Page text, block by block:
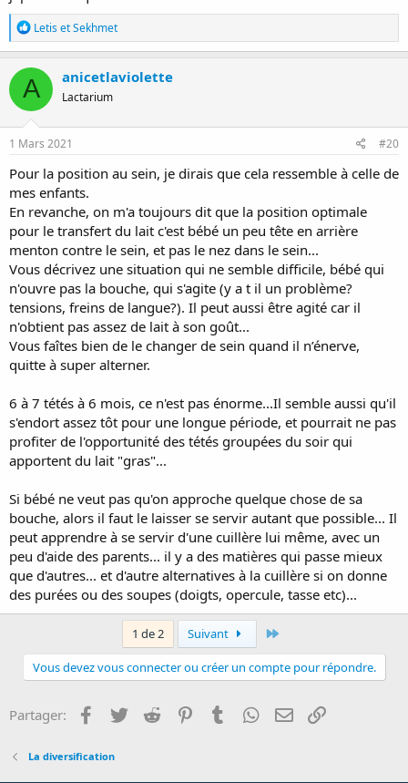
R
é
a
c
t
o
n
s
LetisetSekhmet
A anicetlaviolette
Lactarium
1 Mars 2021 #20
Pour la position au sein, je dirais que cela ressemble à celle de
mes enfants.
En revanche, on m'a toujours dit que la position optimale
pour le transfert du lait c'est bébé un peu tête en arrière
menton contre le sein, et pas le nez dans le sein...
Vous décrivez une situation qui ne semble difficile, bébé qui
n'ouvre pas la bouche, qui s'agite (y a t il un problème?
tensions, freins de langue?). Il peut aussi être agité car il
n'obtient pas assez de lait à son goût...
Vous faîtes bien de le changer de sein quand il n’énerve,
quitte à super alterner.
6 à 7 tétés à 6 mois, ce n'est pas énorme...Il semble aussi qu'il
s'endort assez tôt pour une longue période, et pourrait ne pas
profiter de l'opportunité des tétés groupées du soir qui
apportent du lait "gras"...
Si bébé ne veut pas qu'on approche quelque chose de sa
bouche, alors il faut le laisser se servir autant que possible... Il
peut apprendre à se servir d'une cuillère lui même, avec un
peu d'aide des parents... il y a des matières qui passe mieux
que d'autres... et d'autre alternatives à la cuillère si on donne
des purées ou des soupes (doigts, opercule, tasse etc)...
1 de 2 Suivant
Vous devez vous connecter ou créer un compte pour répondre.
Partager: Facebook
Twitter Reddit PinterestTumblr WhatsApp
E-mail
La diversification